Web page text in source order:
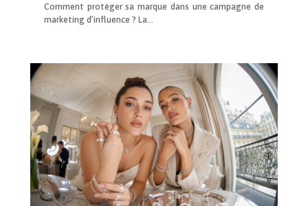
Comment protéger sa marque dans une campagne de
marketing d’influence ? La...